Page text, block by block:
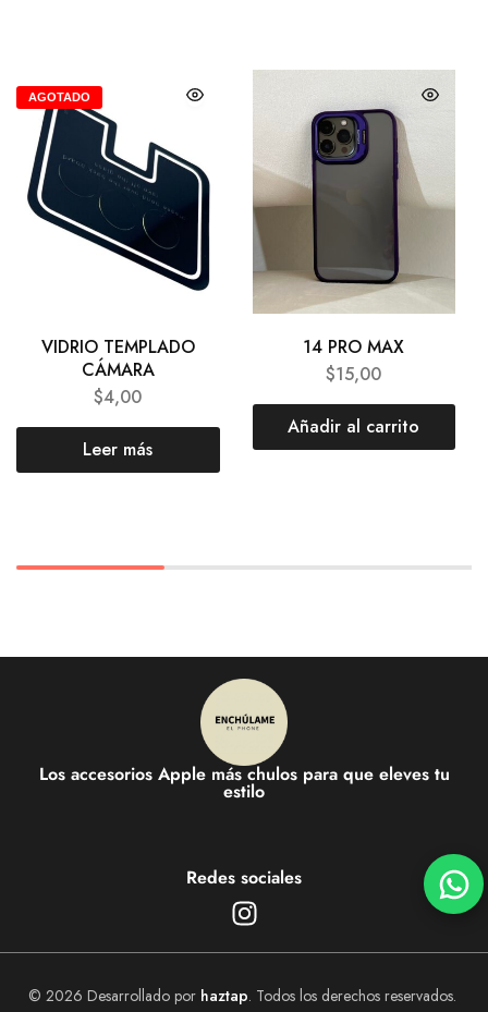
AGOTADO
VIDRIO TEMPLADO
CÁMARA
$4,00
Leer más
14 PRO MAX
$15,00
Añadir al carrito
Los accesorios Apple más chulos para que eleves tu
estilo
Redes sociales
© 2026 Desarrollado por haztap. Todos los derechos reservados.